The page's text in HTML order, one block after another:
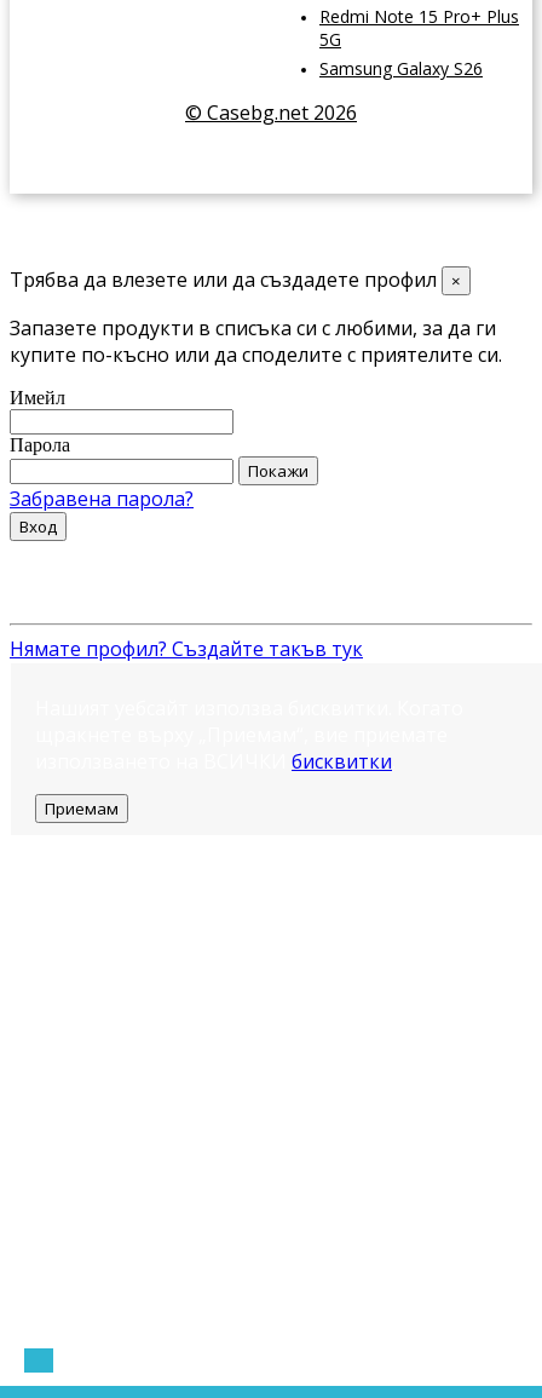
Redmi Note 15 Pro+ Plus
5G
Samsung Galaxy S26
© Casebg.net 2026
Трябва да влезете или да създадете профил ×
Запазете продукти в списъка си с любими, за да ги
купите по-късно или да споделите с приятелите си.
Имейл
Парола
Покажи
Забравена парола?
Вход
Нямате профил? Създайте такъв тук
бисквитки
Приемам